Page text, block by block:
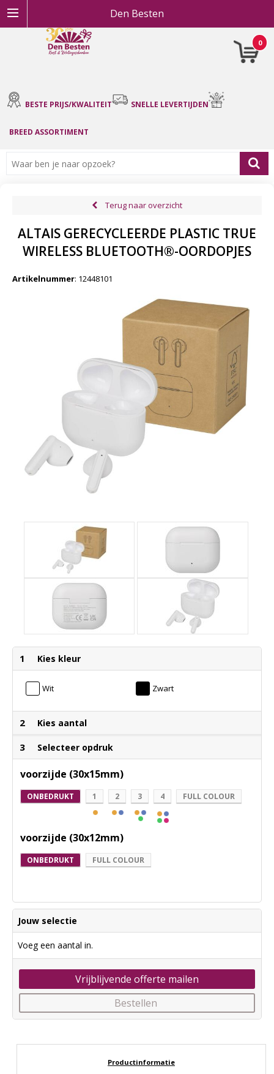
Den Besten
0
BESTE PRIJS/KWALITEIT SNELLE LEVERTIJDEN
BREED ASSORTIMENT
Terug naar overzicht
ALTAIS GERECYCLEERDE PLASTIC TRUE
WIRELESS BLUETOOTH®-OORDOPJES
Artikelnummer: 12448101
1 Kies kleur
Wit Zwart
2 Kies aantal
3 Selecteer opdruk
voorzijde (30x15mm)
ONBEDRUKT 1 2 3 4 FULL COLOUR
voorzijde (30x12mm)
ONBEDRUKT FULL COLOUR
Jouw selectie
Voeg een aantal in.
Vrijblijvende offerte mailen
Bestellen
Productinformatie